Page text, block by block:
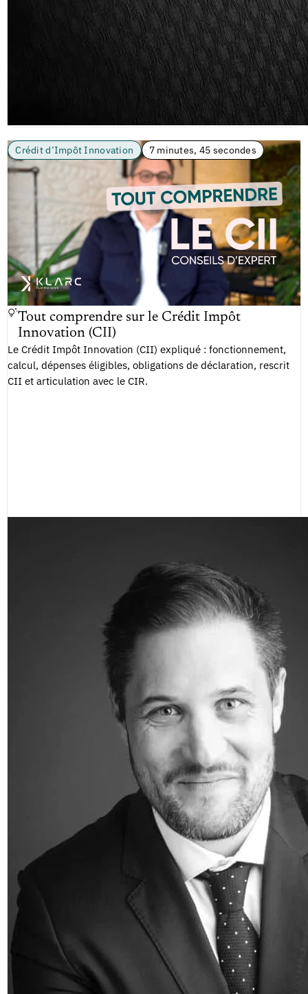
Crédit d’Impôt Innovation 7 minutes, 45 secondes
Tout comprendre sur le Crédit Impôt
Innovation (CII)
Le Crédit Impôt Innovation (CII) expliqué : fonctionnement,
calcul, dépenses éligibles, obligations de déclaration, rescrit
CII et articulation avec le CIR.